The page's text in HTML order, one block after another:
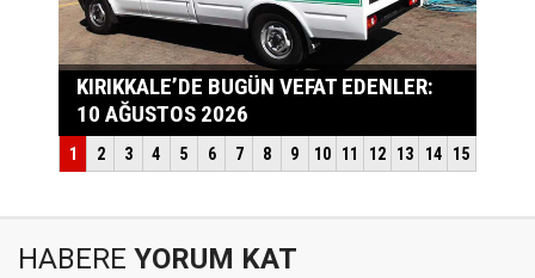
HABERE YORUM KAT